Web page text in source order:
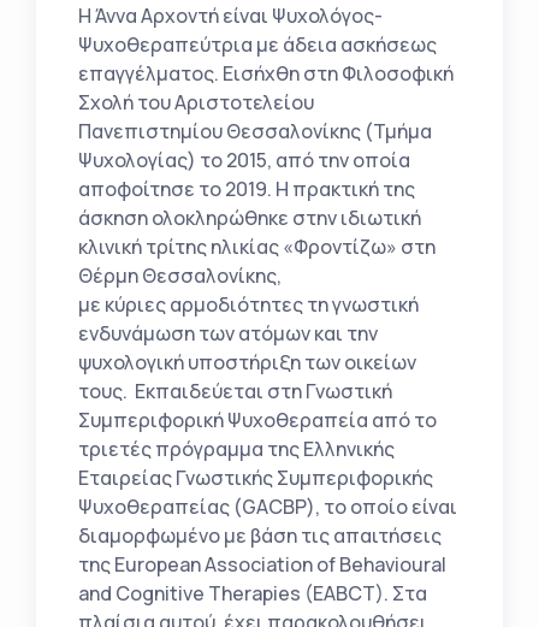
Η Άννα Αρχοντή είναι Ψυχολόγος-
Ψυχοθεραπεύτρια με άδεια ασκήσεως
επαγγέλματος. Εισήχθη στη Φιλοσοφική
Σχολή του Αριστοτελείου
Πανεπιστημίου Θεσσαλονίκης (Τμήμα
Ψυχολογίας) το 2015, από την οποία
αποφοίτησε το 2019. Η πρακτική της
άσκηση ολοκληρώθηκε στην ιδιωτική
κλινική τρίτης ηλικίας «Φροντίζω» στη
Θέρμη Θεσσαλονίκης,
με κύριες αρμοδιότητες τη γνωστική
ενδυνάμωση των ατόμων και την
ψυχολογική υποστήριξη των οικείων
τους. Εκπαιδεύεται στη Γνωστική
Συμπεριφορική Ψυχοθεραπεία από το
τριετές πρόγραμμα της Ελληνικής
Εταιρείας Γνωστικής Συμπεριφορικής
Ψυχοθεραπείας (GACBP), το οποίο είναι
διαμορφωμένο με βάση τις απαιτήσεις
της European Association of Behavioural
and Cognitive Therapies (EABCT). Στα